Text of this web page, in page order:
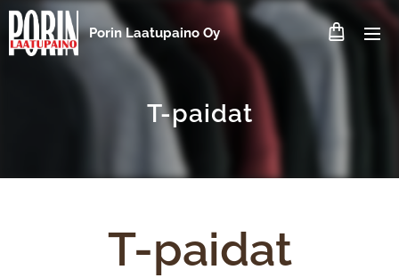
Porin Laatupaino Oy
T-paidat
T-paidat